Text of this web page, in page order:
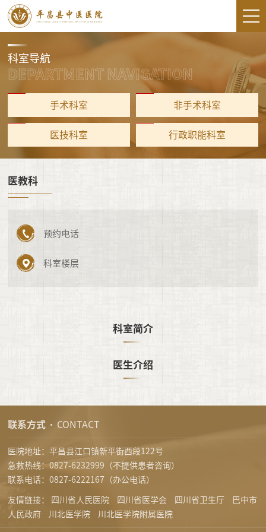
科室导航
DEPARTMENT NAVIGATION
手术科室 非手术科室
医技科室 行政职能科室
医教科
 预约电话
 科室楼层
科室简介
医生介绍
联系方式 CONTACT
医院地址：平昌县江口镇新平街西段122号
急救热线：0827-6232999（不提供患者咨询）
联系电话：0827-6222167（办公电话）
友情链接： 四川省人民医院 四川省医学会 四川省卫生厅
巴中市
人民政府
川北医学院 川北医学院附属医院